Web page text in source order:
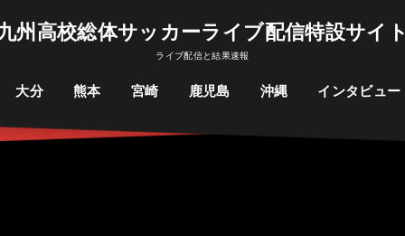
州高校総体サッカーライブ配信特設サイ
ライブ配信と結果速報
大分 熊本 宮崎 鹿児島 沖縄 インタビュー